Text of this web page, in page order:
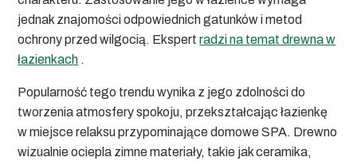
jednak znajomości odpowiednich gatunków i metod
ochrony przed wilgocią. Ekspertradzi na temat drewna w
łazienkach .
Popularność tego trendu wynika z jego zdolności do
tworzenia atmosfery spokoju, przekształcając łazienkę
w miejsce relaksu przypominające domowe SPA. Drewno
wizualnie ociepla zimne materiały, takie jak ceramika,